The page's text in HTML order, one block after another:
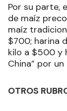
Por su parte,
de maíz
maíz
$700; harina
kilo a $500 y
China” por
OTROS